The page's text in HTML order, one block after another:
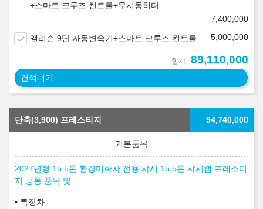
+스마트 크루즈 컨트롤+무시동히터
7,400,000
앨리슨 9단 자동변속기+스마트 크루즈 컨트롤 5,000,000
합계 89,110,000
견적내기
단축(3,900) 프레스티지 94,740,000
2027년형 15.5톤 환경미화차 전용 샤시 15.5톤 샤시캡 프레스티
지 공통 품목 및
특장차